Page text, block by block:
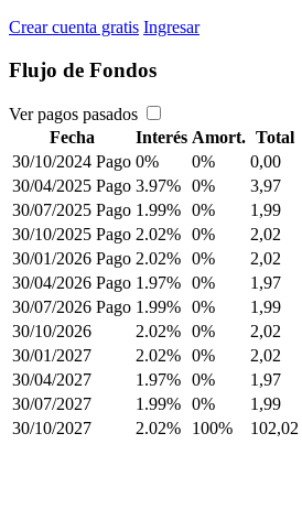
Crear cuenta gratis Ingresar
Flujo de Fondos
Ver pagos pasados
Fecha
Interés Amort. Total
30/10/2024 Pago 0% 0% 0,00
30/04/2025 Pago 3.97% 0% 3,97
30/07/2025 Pago 1.99% 0% 1,99
30/10/2025 Pago 2.02% 0% 2,02
30/01/2026 Pago 2.02% 0% 2,02
30/04/2026 Pago 1.97% 0% 1,97
30/07/2026 Pago 1.99% 0% 1,99
30/10/2026
2.02% 0% 2,02
30/01/2027
2.02% 0% 2,02
30/04/2027
1.97% 0% 1,97
30/07/2027
1.99% 0% 1,99
30/10/2027
2.02% 100% 102,02